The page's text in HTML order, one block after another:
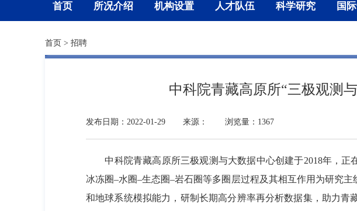
首页 所况介绍 机构设置 人才队伍 科学研究 国
首页 > 招聘
中科院青藏高原所“三极观测
发布日期：2022-01-29 来源： 浏览量：1367
中科院青藏高原所三极观测与大数据中心创建于2018年，正
冰冻圈–水圈–生态圈–岩石圈等多圈层过程及其相互作用为研究
和地球系统模拟能力，研制长期高分辨率再分析数据集，助力青